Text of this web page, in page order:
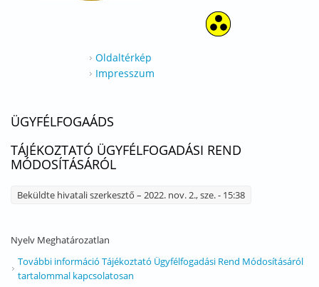
Oldaltérkép
Impresszum
ÜGYFÉLFOGAÁDS
TÁJÉKOZTATÓ ÜGYFÉLFOGADÁSI REND
MÓDOSÍTÁSÁRÓL
Beküldte hivatali szerkesztő – 2022. nov. 2., sze. - 15:38
Nyelv Meghatározatlan
További információ Tájékoztató Ügyfélfogadási Rend Módosításáról
tartalommal kapcsolatosan